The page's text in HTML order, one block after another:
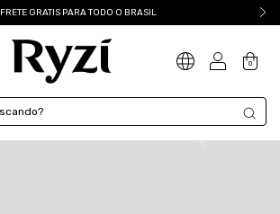
FRETE GRATIS PARA TODO O BRASIL
0